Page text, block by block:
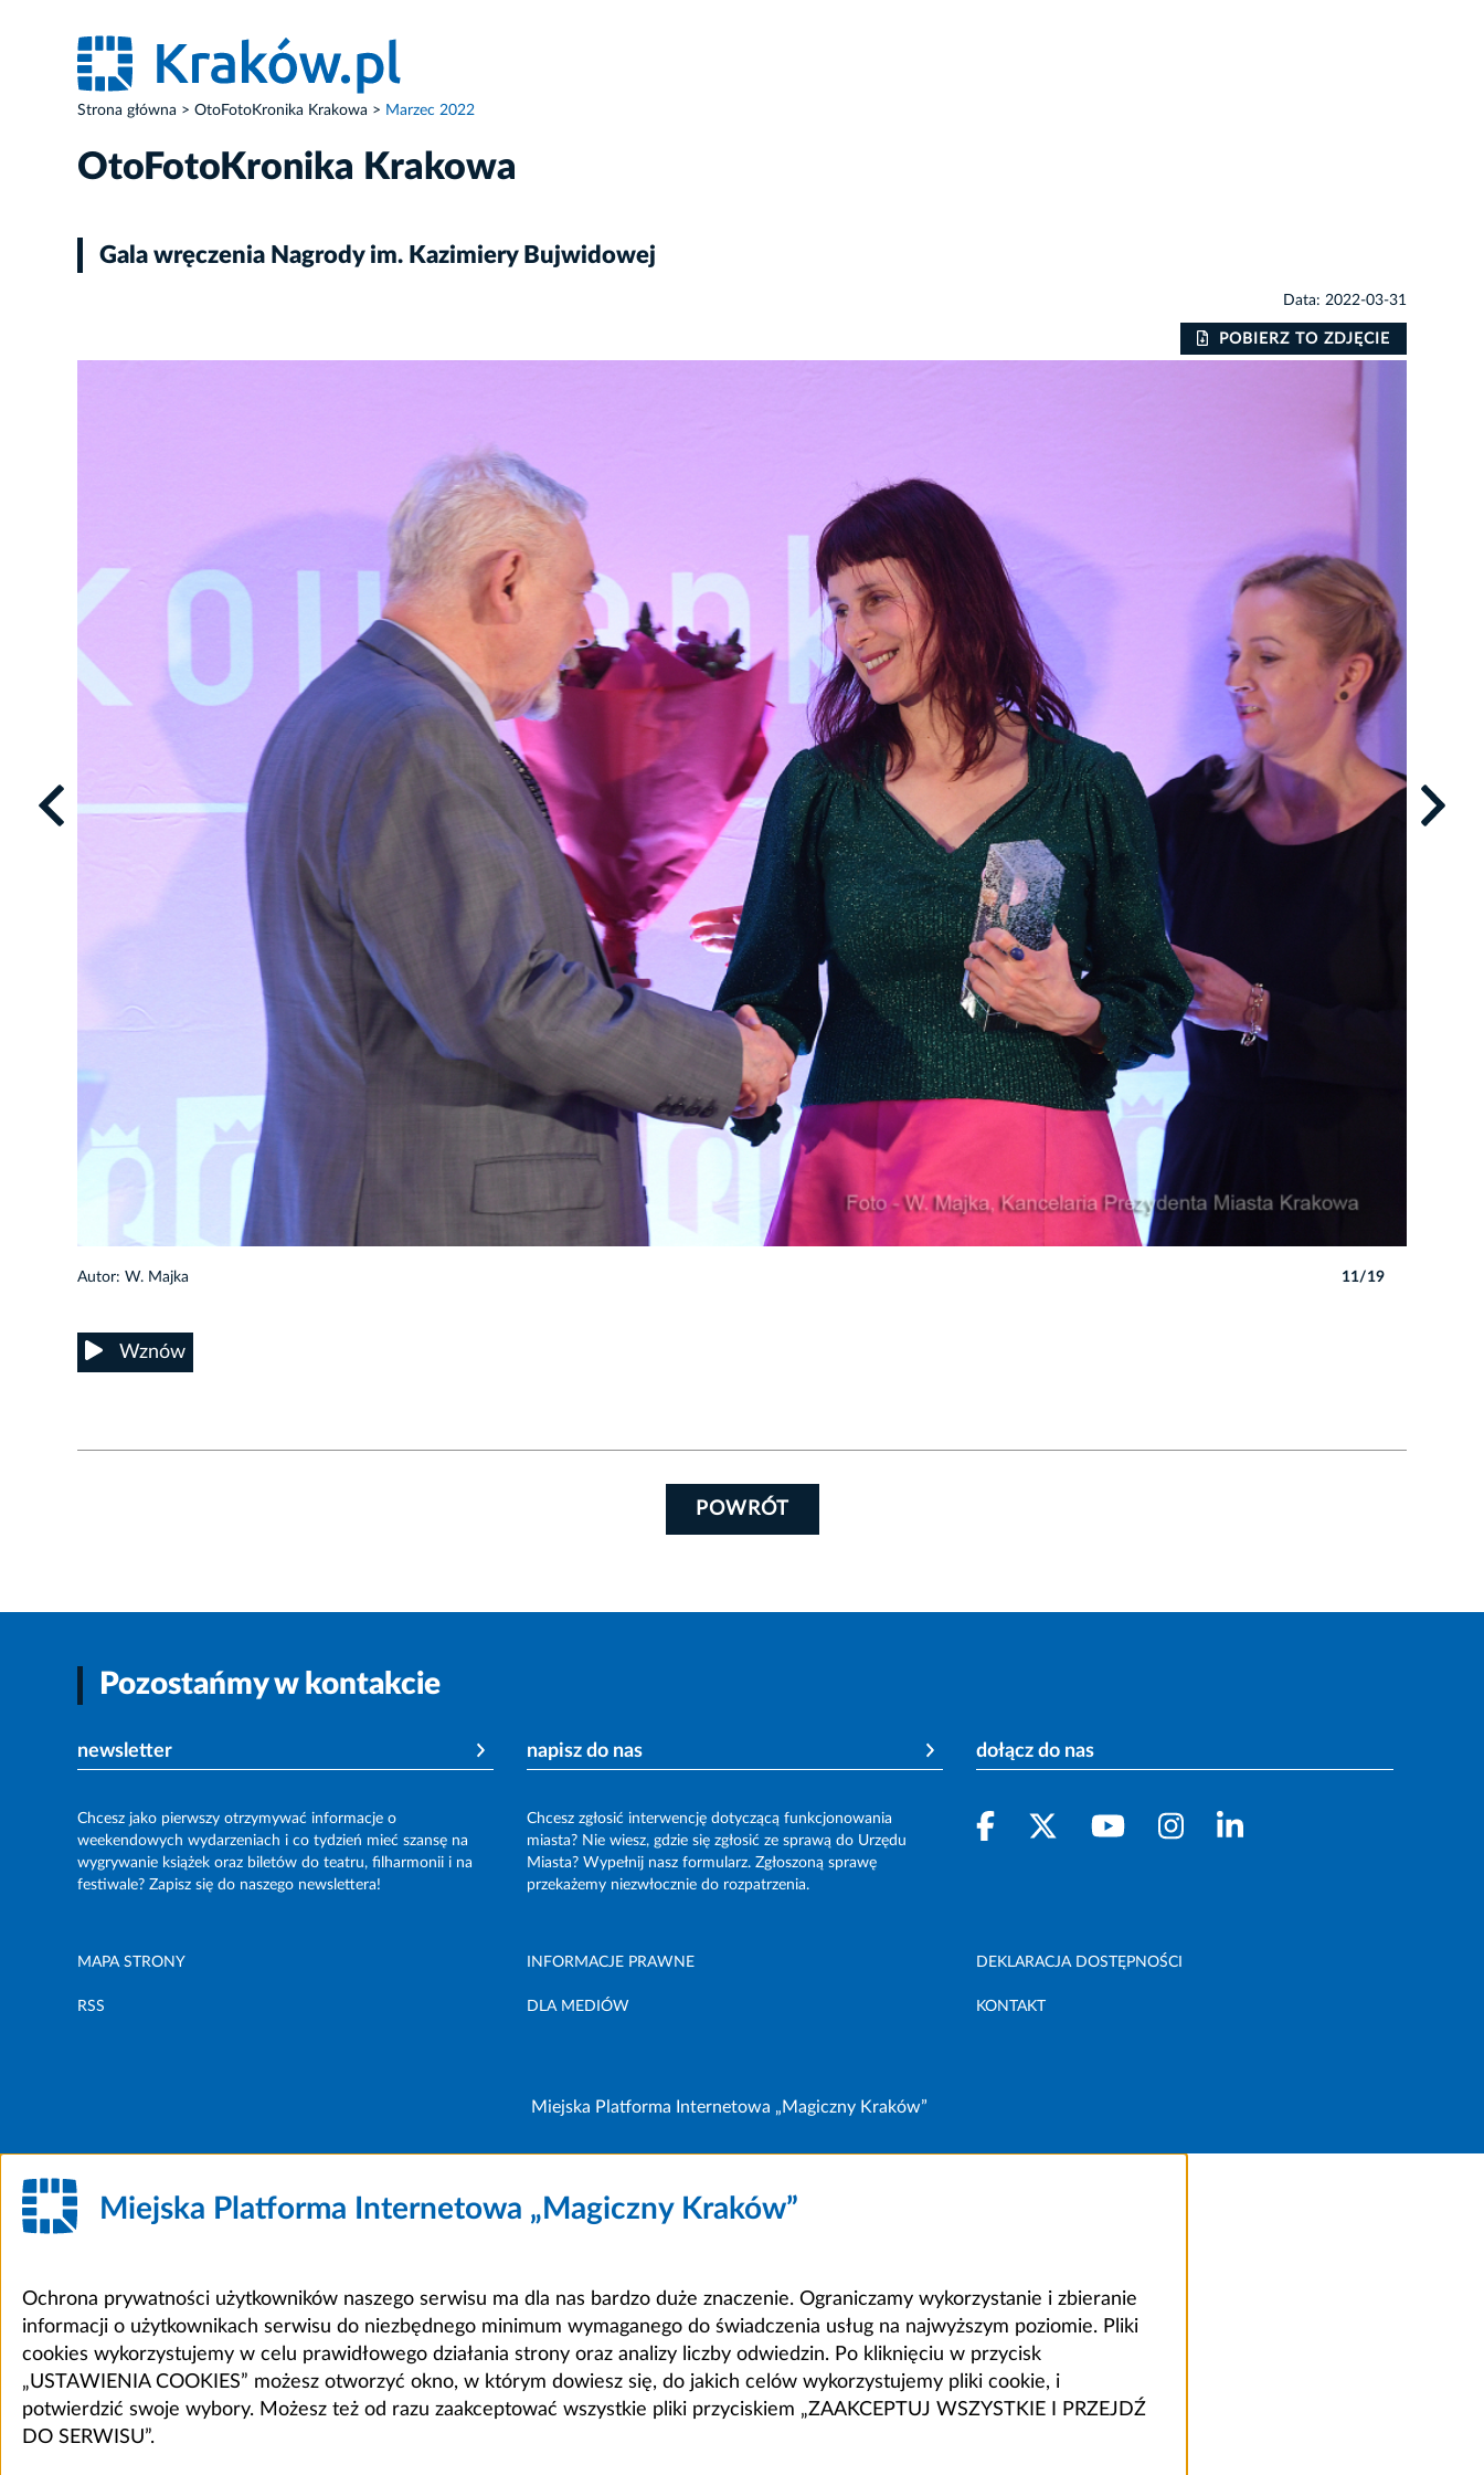
Strona główna OtoFotoKronika Krakowa Marzec 2022
OtoFotoKronika Krakowa
Gala wręczenia Nagrody im. Kazimiery Bujwidowej
Data: 2022-03-31
POBIERZ TO ZDJĘCIE
Autor: W. Majka 11/19
Wznów
POWRÓT
Pozostańmy w kontakcie
newsletter
Chcesz jako pierwszy otrzymywać informacje o
weekendowych wydarzeniach i co tydzień mieć szansę na
wygrywanie książek oraz biletów do teatru, filharmonii i na
festiwale? Zapisz się do naszego newslettera!
napisz do nas
Chcesz zgłosić interwencję dotyczącą funkcjonowania
miasta? Nie wiesz, gdzie się zgłosić ze sprawą do Urzędu
Miasta? Wypełnij nasz formularz. Zgłoszoną sprawę
przekażemy niezwłocznie do rozpatrzenia.
dołącz do nas
MAPA STRONY INFORMACJE PRAWNE DEKLARACJA DOSTĘPNOŚCI
RSS DLA MEDIÓW KONTAKT
Miejska Platforma Internetowa „Magiczny Kraków”
Miejska Platforma Internetowa „Magiczny Kraków”
Ochrona prywatności użytkowników naszego serwisu ma dla nas bardzo duże znaczenie. Ograniczamy wykorzystanie i zbieranie
informacji o użytkownikach serwisu do niezbędnego minimum wymaganego do świadczenia usług na najwyższym poziomie. Pliki
cookies wykorzystujemy w celu prawidłowego działania strony oraz analizy liczby odwiedzin. Po kliknięciu w przycisk
„USTAWIENIA COOKIES” możesz otworzyć okno, w którym dowiesz się, do jakich celów wykorzystujemy pliki cookie, i
potwierdzić swoje wybory. Możesz też od razu zaakceptować wszystkie pliki przyciskiem „ZAAKCEPTUJ WSZYSTKIE I PRZEJDŹ
DO SERWISU”.